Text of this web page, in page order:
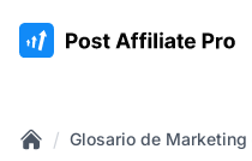
:site.title
/ Glosario de